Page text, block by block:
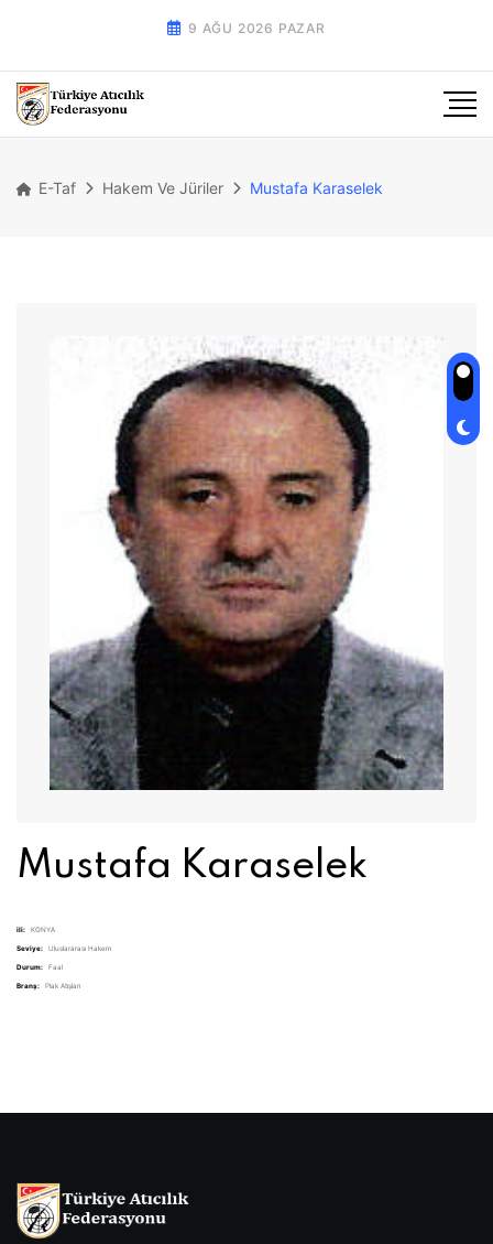
9 AĞU 2026 PAZAR
E-Taf Hakem Ve Jüriler Mustafa Karaselek
Mustafa Karaselek
ili: KONYA
Seviye: Uluslararası Hakem
Durum: Faal
Branş: Plak Atışları